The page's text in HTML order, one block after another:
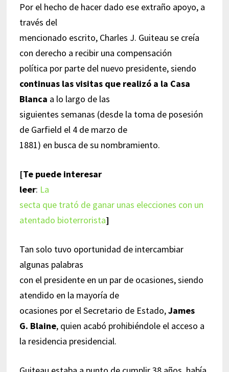
Por el hecho de hacer dado ese extraño apoyo, a
través del
mencionado escrito, Charles J. Guiteau se creía
con derecho a recibir una compensación
política por parte del nuevo presidente, siendo
continuas las visitas que realizó a la Casa
Blanca a lo largo de las
siguientes semanas (desde la toma de posesión
de Garfield el 4 de marzo de
1881) en busca de su nombramiento.
[Te puede interesar
leer: La
secta que trató de ganar unas elecciones con un
atentado bioterrorista]
Tan solo tuvo oportunidad de intercambiar
algunas palabras
con el presidente en un par de ocasiones, siendo
atendido en la mayoría de
ocasiones por el Secretario de Estado,James
G. Blaine, quien acabó prohibiéndole el acceso a
la residencia presidencial.